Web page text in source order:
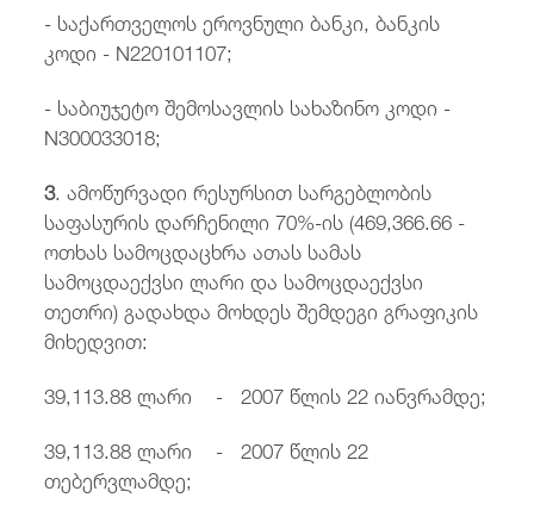
- საქართველოს ეროვნული ბანკი, ბანკის
კოდი - N220101107;
- საბიუჯეტო შემოსავლის სახაზინო კოდი -
N300033018;
3. ამოწურვადი რესურსით სარგებლობის
საფასურის დარჩენილი 70%-ის (469,366.66 -
ოთხას სამოცდაცხრა ათას სამას
სამოცდაექვსი ლარი და სამოცდაექვსი
თეთრი) გადახდა მოხდეს შემდეგი გრაფიკის
მიხედვით:
39,113.88 ლარი - 2007 წლის 22 იანვრამდე;
39,113.88 ლარი - 2007 წლის 22
თებერვლამდე;